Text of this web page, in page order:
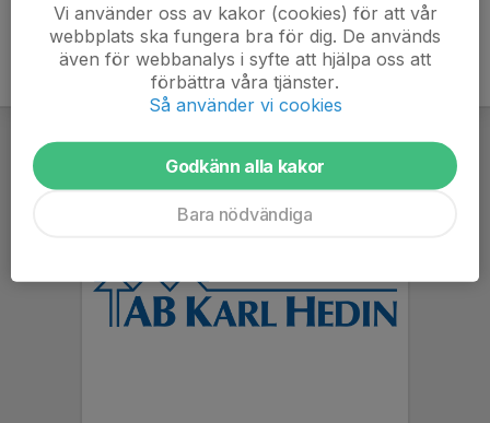
Vi använder oss av kakor (cookies) för att vår
webbplats ska fungera bra för dig. De används
även för webbanalys i syfte att hjälpa oss att
förbättra våra tjänster.
Så använder vi cookies
Godkänn alla kakor
Bara nödvändiga